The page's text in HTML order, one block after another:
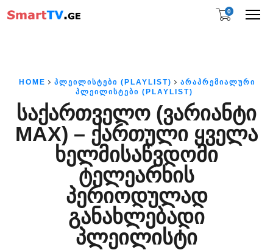
0
HOME ᲞᲚᲔᲘᲚᲘᲡᲢᲔᲑᲘ (PLAYLIST)
ᲐᲠᲐᲞᲠᲔᲛᲘᲐᲚᲣᲠᲘ
ᲞᲚᲔᲘᲚᲘᲡᲢᲔᲑᲘ (PLAYLIST)
ᲡᲐᲥᲐᲠᲗᲕᲔᲚᲝ (ᲕᲐᲠᲘᲐᲜᲢᲘ
MAX) – ᲥᲐᲠᲗᲣᲚᲘ ᲧᲕᲔᲚᲐ
ᲮᲔᲚᲛᲘᲡᲐᲬᲕᲓᲝᲛᲘ
ᲢᲔᲚᲔᲐᲠᲮᲘᲡ
ᲞᲔᲠᲘᲝᲓᲣᲚᲐᲓ
ᲒᲐᲜᲐᲮᲚᲔᲑᲐᲓᲘ
ᲞᲚᲔᲘᲚᲘᲡᲢᲘ